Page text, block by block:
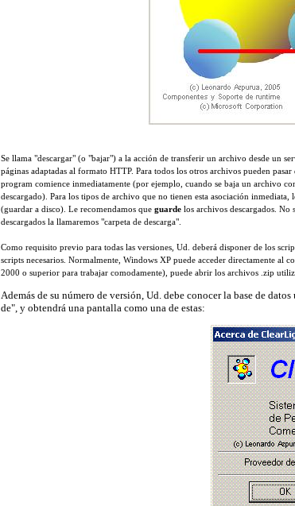
Se llama "descargar" (o "bajar") a la acción de transferir un archivo desde un
páginas adaptadas al formato HTTP. Para todos los otros archivos pueden
program comience inmediatamente (por ejemplo, cuando se baja un archivo
descargado). Para los tipos de archivo que no tienen esta asociación
(guardar a disco). Le recomendamos que guardelos archivos descargados. No
descargados la llamaremos "carpeta de descarga".
Como requisito previo para todas las versiones, Ud. deberá disponer de los
scripts necesarios. Normalmente, Windows XP puede acceder directamente
2000 o superior para trabajar comodamente), puede abrir los archivos .zip
Además de su número de versión, Ud. debe conocer la base de
de", y obtendrá una pantalla como una de estas: